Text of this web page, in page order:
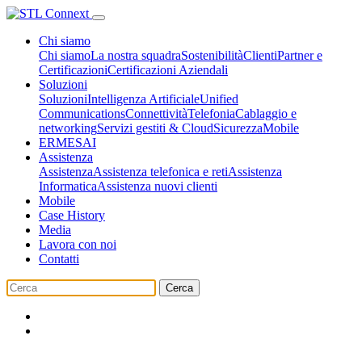
Chi siamo
Chi siamoLa nostra squadraSostenibilitàClientiPartner e
CertificazioniCertificazioni Aziendali
Soluzioni
SoluzioniIntelligenza ArtificialeUnified
CommunicationsConnettivitàTelefoniaCablaggio e
networkingServizi gestiti & CloudSicurezzaMobile
ERMESAI
Assistenza
AssistenzaAssistenza telefonica e retiAssistenza
InformaticaAssistenza nuovi clienti
Mobile
Case History
Media
Lavora con noi
Contatti
Cerca